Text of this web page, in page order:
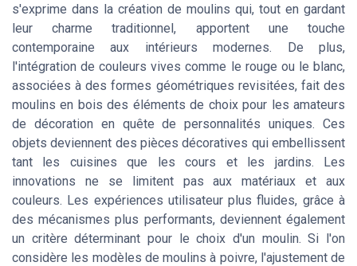
s'exprime dans la création de moulins qui, tout en gardant
leur charme traditionnel, apportent une touche
contemporaine aux intérieurs modernes. De plus,
l'intégration de couleurs vives comme le rouge ou le blanc,
associées à des formes géométriques revisitées, fait des
moulins en bois des éléments de choix pour les amateurs
de décoration en quête de personnalités uniques. Ces
objets deviennent des pièces décoratives qui embellissent
tant les cuisines que les cours et les jardins. Les
innovations ne se limitent pas aux matériaux et aux
couleurs. Les expériences utilisateur plus fluides, grâce à
des mécanismes plus performants, deviennent également
un critère déterminant pour le choix d'un moulin. Si l'on
considère les modèles de moulins à poivre, l'ajustement de